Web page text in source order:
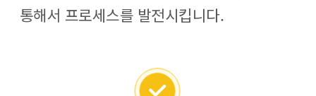
통해서 프로세스를 발전시킵니다.